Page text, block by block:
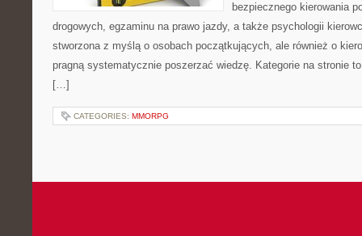
bezpiecznego kierowania
drogowych, egzaminu na prawo jazdy, a także psychologii
stworzona z myślą o osobach początkujących, ale również o
pragną systematycznie poszerzać wiedzę. Kategorie na stronie
[…]
CATEGORIES: MMORPG